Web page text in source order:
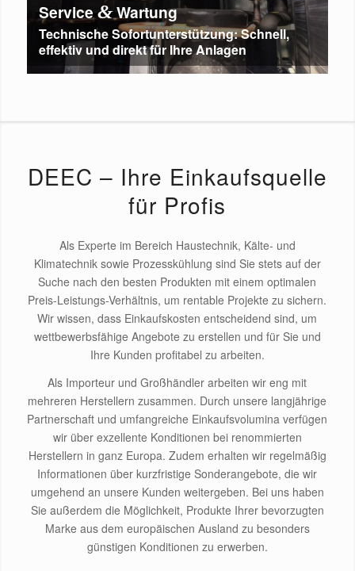
Service&Wartung
Technische Sofortunterstützung: Schnell,
effektiv und direkt für Ihre Anlagen
DEEC – Ihre Einkaufsquelle
für Profis
Als Experte im Bereich Haustechnik, Kälte- und
Klimatechnik sowie Prozesskühlung sind Sie stets auf der
Suche nach den besten Produkten mit einem optimalen
Preis-Leistungs-Verhältnis, um rentable Projekte zu sichern.
Wir wissen, dass Einkaufskosten entscheidend sind, um
wettbewerbsfähige Angebote zu erstellen und für Sie und
Ihre Kunden profitabel zu arbeiten.
Als Importeur und Großhändler arbeiten wir eng mit
mehreren Herstellern zusammen. Durch unsere langjährige
Partnerschaft und umfangreiche Einkaufsvolumina verfügen
wir über exzellente Konditionen bei renommierten
Herstellern in ganz Europa. Zudem erhalten wir regelmäßig
Informationen über kurzfristige Sonderangebote, die wir
umgehend an unsere Kunden weitergeben. Bei uns haben
Sie außerdem die Möglichkeit, Produkte Ihrer bevorzugten
Marke aus dem europäischen Ausland zu besonders
günstigen Konditionen zu erwerben.